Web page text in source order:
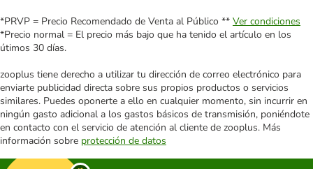
*PRVP = Precio Recomendado de Venta al Público ** Ver condiciones
*Precio normal = El precio más bajo que ha tenido el artículo en los
útimos 30 días.
zooplus tiene derecho a utilizar tu dirección de correo electrónico para
enviarte publicidad directa sobre sus propios productos o servicios
similares. Puedes oponerte a ello en cualquier momento, sin incurrir en
ningún gasto adicional a los gastos básicos de transmisión, poniéndote
en contacto con el servicio de atención al cliente de zooplus. Más
información sobre protección de datos